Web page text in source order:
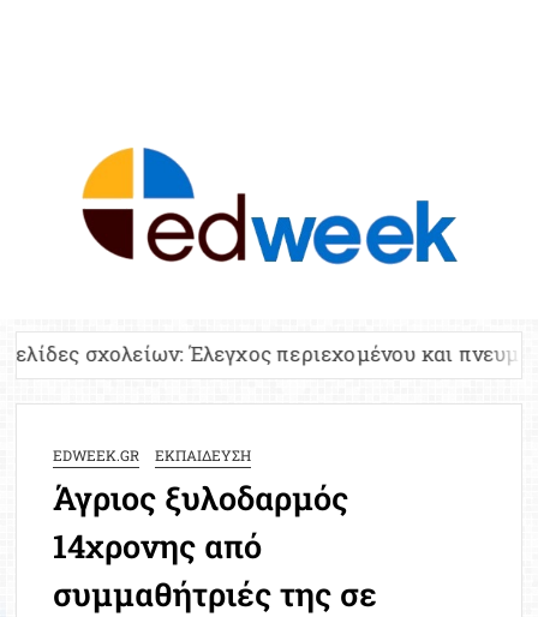
Έλεγχος περιεχομένου και πνευματικών
EDWEEK.GR ΕΚΠΑΙΔΕΥΣΗ
Άγριος ξυλοδαρμός
14χρονης από
συμμαθήτριές της σε